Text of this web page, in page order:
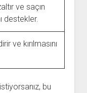
ve saçın
destekler.
ve kırılmasını
bu